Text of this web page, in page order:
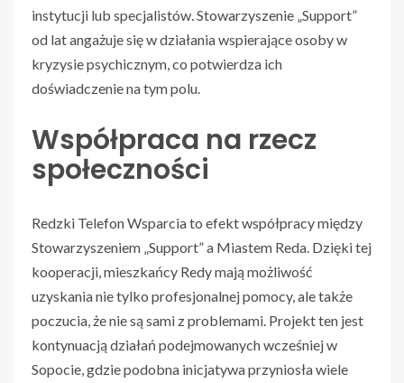
instytucji lub specjalistów. Stowarzyszenie „Support”
od lat angażuje się w działania wspierające osoby w
kryzysie psychicznym, co potwierdza ich
doświadczenie na tym polu.
Współpraca na rzecz
społeczności
Redzki Telefon Wsparcia to efekt współpracy między
Stowarzyszeniem „Support” a Miastem Reda. Dzięki tej
kooperacji, mieszkańcy Redy mają możliwość
uzyskania nie tylko profesjonalnej pomocy, ale także
poczucia, że nie są sami z problemami. Projekt ten jest
kontynuacją działań podejmowanych wcześniej w
Sopocie, gdzie podobna inicjatywa przyniosła wiele